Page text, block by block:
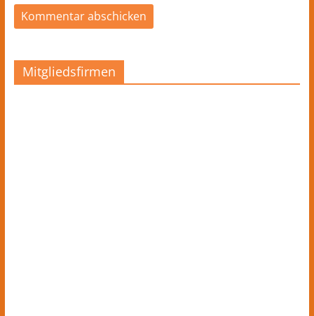
Mitgliedsfirmen